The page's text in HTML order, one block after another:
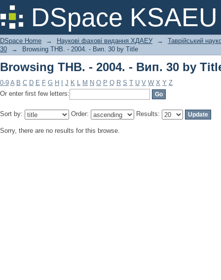
DSpace KSAEU
Browsing ТНВ. - 2004. - Вип. 30 by
DSpace Home → Наукові фахові видання ХДАЕУ →
Таврійський
30
→ Browsing ТНВ. - 2004. - Вип. 30 by Title
Browsing ТНВ. - 2004. - Вип. 30 by
0-9 A B C D E F G H J K L M N O P Q R S T U V W X Y Z
Or enter first few letters:
Sort by: Order: Results:
Sorry, there are no results for this browse.